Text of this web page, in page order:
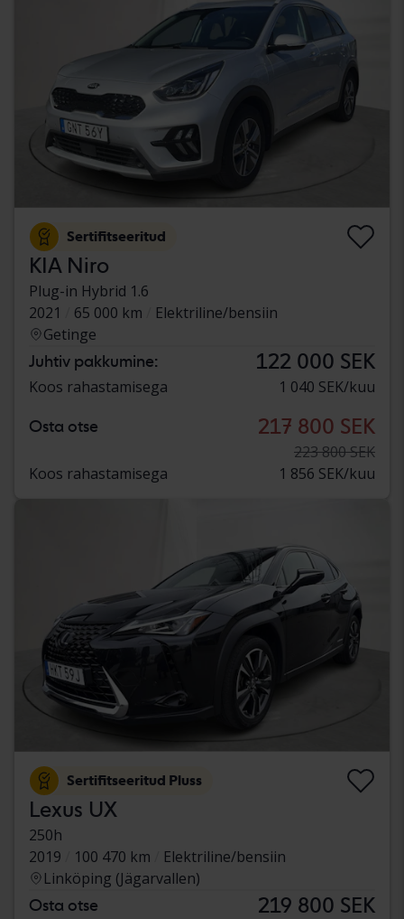
Sertifitseeritud
KIA Niro
Plug-in Hybrid 1.6
2021
65 000 km
Elektriline/bensiin
Getinge
Juhtiv pakkumine: 122 000 SEK
Koos rahastamisega 1 040 SEK/kuu
Osta otse 217 800 SEK
223 800 SEK
Koos rahastamisega
1 856 SEK/kuu
Sertifitseeritud Pluss
Lexus UX
250h
2019
100 470 km
Elektriline/bensiin
Linköping (Jägarvallen)
Osta otse 219 800 SEK